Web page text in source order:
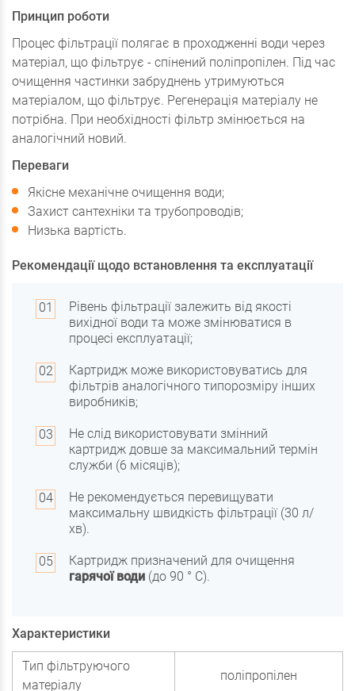
Принцип роботи
Процес фільтрації полягає в проходженні води через
матеріал, що фільтрує - спінений поліпропілен. Під час
очищення частинки забруднень утримуються
матеріалом, що фільтрує. Регенерація матеріалу не
потрібна. При необхідності фільтр змінюється на
аналогічний новий.
Переваги
Якісне механічне очищення води;
Захист сантехніки та трубопроводів;
Низька вартість.
Рекомендації щодо встановлення та експлуатації
Рівень фільтрації залежить від якості
вихідної води та може змінюватися в
процесі експлуатації;
Картридж може використовуватись для
фільтрів аналогічного типорозміру інших
виробників;
Не слід використовувати змінний
картридж довше за максимальний термін
служби (6 місяців);
Не рекомендується перевищувати
максимальну швидкість фільтрації (30 л/
хв).
Картридж призначений для очищення
гарячої води (до 90 ° С).
Характеристики
Тип фільтруючого
матеріалу
поліпропілен